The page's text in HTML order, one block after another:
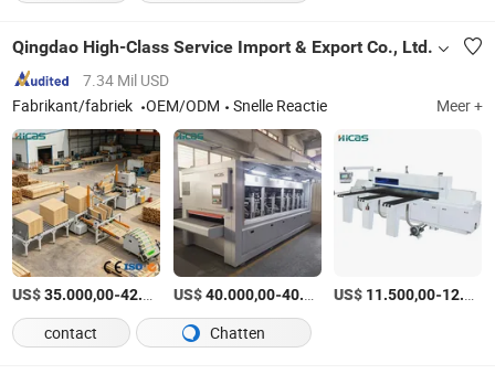
Qingdao High-Class Service Import & Export Co., Ltd.
7.34 Mil USD
Fabrikant/fabriek
OEM/ODM Snelle Reactie Meer +
US$35.000,00-42.000,00 /Stuk
US$40.000,00-40.800,00 /Stuk
US$ 11.500,00-12.600,00
contact Chatten